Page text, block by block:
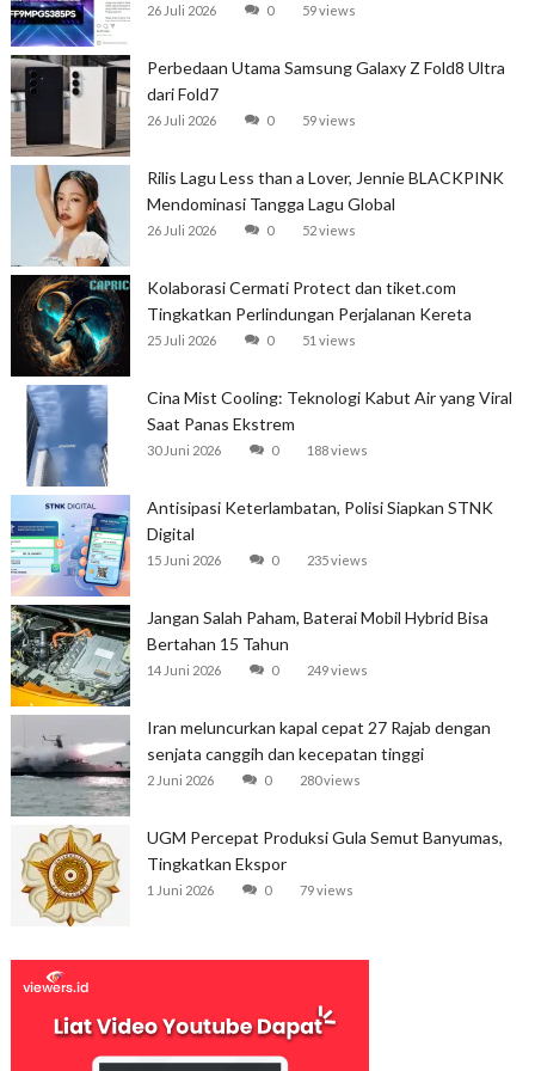
26 Juli 2026 0 59 views
Perbedaan Utama Samsung Galaxy Z Fold8 Ultra
dari Fold7
26 Juli 2026 0 59 views
Rilis Lagu Less than a Lover, Jennie BLACKPINK
Mendominasi Tangga Lagu Global
26 Juli 2026 0 52 views
Kolaborasi Cermati Protect dan tiket.com
Tingkatkan Perlindungan Perjalanan Kereta
25 Juli 2026 0 51 views
Cina Mist Cooling: Teknologi Kabut Air yang Viral
Saat Panas Ekstrem
30 Juni 2026 0 188 views
Antisipasi Keterlambatan, Polisi Siapkan STNK
Digital
15 Juni 2026 0 235 views
Jangan Salah Paham, Baterai Mobil Hybrid Bisa
Bertahan 15 Tahun
14 Juni 2026 0 249 views
Iran meluncurkan kapal cepat 27 Rajab dengan
senjata canggih dan kecepatan tinggi
2 Juni 2026 0 280 views
UGM Percepat Produksi Gula Semut Banyumas,
Tingkatkan Ekspor
1 Juni 2026 0 79 views